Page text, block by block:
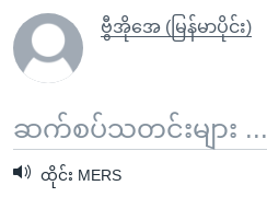
ဗွီအိုအေ (မြန်မာပိုင်း)
ဆက်စပ်သတင်းများ ...
ထိုင်း MERS